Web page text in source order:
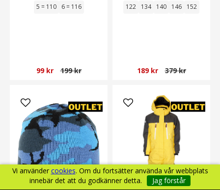
Vi använder cookies. Om du fortsätter använda vår webbplats
innebär det att du godkänner detta.
Jag förstår
5 = 110 6 = 116
99 kr 199 kr
122 134 140 146 152
189 kr 379 kr